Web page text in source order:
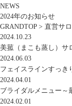
NEWS
2024年のお知らせ
GRANDTOP> 直営サ
2024.10.23
美菰（まこも蒸し）サ
2024.06.03
フェイスラインすっき
2024.04.01
ブライダルメニュー～
2024.02.01